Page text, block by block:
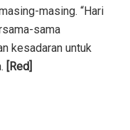
masing. “Hari
sama
kesadaran untuk
[Red]